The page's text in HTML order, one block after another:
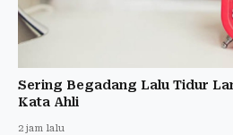
Sering Begadang Lalu Tidur
Kata Ahli
2 jam lalu